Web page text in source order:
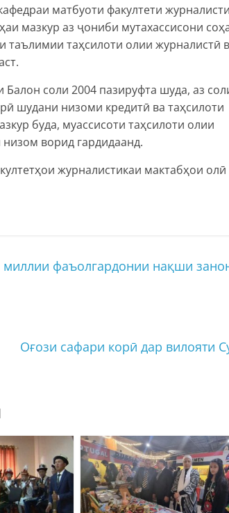
матбуоти факултети
мазкур аз ҷониби мутахассисони
таҳсилоти олии журналистӣ
соли 2004 пазируфта шуда, аз
шудани низоми кредитӣ ва таҳсилоти
буда, муассисоти таҳсилоти олии
ворид гардидаанд.
журналистикаи мактабҳои олӣ
фаъолгардонии нақши
Оғози сафари корӣ дар вилояти